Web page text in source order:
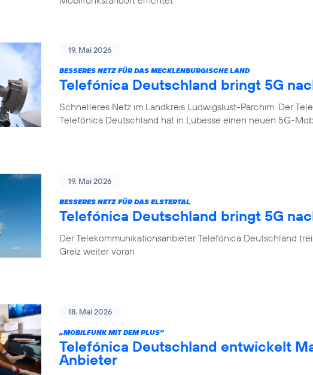
19. Mai 2026
BESSERES NETZ FÜR DAS MECKLENBURGISCHE LAND
Telefónica Deutschland bringt 5G
Schnelleres Netz im Landkreis Ludwigslust-Parchim: Der
Telefónica Deutschland hat in Lübesse einen neuen 5G-
19. Mai 2026
BESSERES NETZ FÜR DAS ELSTERTAL
Telefónica Deutschland bringt 5G
Der Telekommunikationsanbieter Telefónica Deutschland
Greiz weiter voran
18. Mai 2026
„MOBILFUNK MIT DEM PLUS”
Telefónica Deutschland entwickelt
Anbieter